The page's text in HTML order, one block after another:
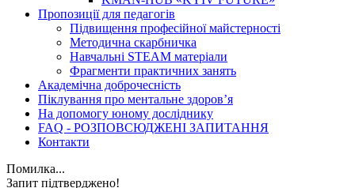
Пропозиції для педагогів
Підвищення професійної майстерності
Методична скарбничка
Навчальні STEAM матеріали
Фрагменти практичних занять
Академічна доброчесність
Піклування про ментальне здоровʼя
На допомогу юному досліднику
FAQ - РОЗПОВСЮДЖЕНІ ЗАПИТАННЯ
Контакти
Помилка...
Запит підтверджено!